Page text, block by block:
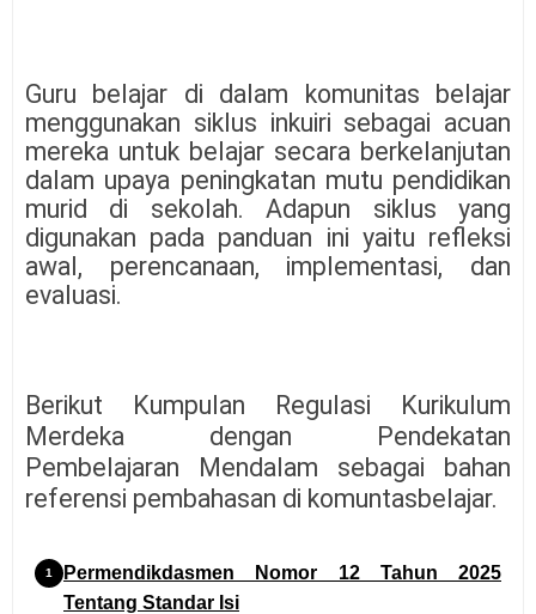
Guru belajar di dalam komunitas belajar
menggunakan siklus inkuiri sebagai acuan
mereka untuk belajar secara berkelanjutan
dalam upaya peningkatan mutu pendidikan
murid di sekolah. Adapun siklus yang
digunakan pada panduan ini yaitu refleksi
awal, perencanaan, implementasi, dan
evaluasi.
Berikut Kumpulan Regulasi Kurikulum
Merdeka dengan Pendekatan
Pembelajaran Mendalam sebagai bahan
referensi pembahasan di komuntasbelajar.
Permendikdasmen Nomor 12 Tahun 2025
Tentang Standar Isi